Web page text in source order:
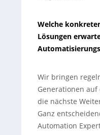
Welche
Lösungen
Wir bringen
Generationen
die nächste
Ganz
Automation